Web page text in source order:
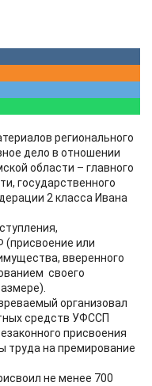
регионального
дело в отношении
области – главного
государственного
2 класса Ивана
(присвоение или
вверенного
своего
организовал
средств УФССП
присвоения
труда на премирование
не менее 700